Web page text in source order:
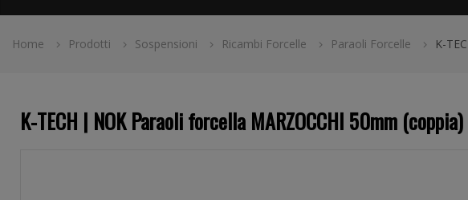
Home Prodotti Sospensioni Ricambi Forcelle Paraoli Forcelle K-
K-TECH | NOK Paraoli forcella MARZOCCHI 50mm